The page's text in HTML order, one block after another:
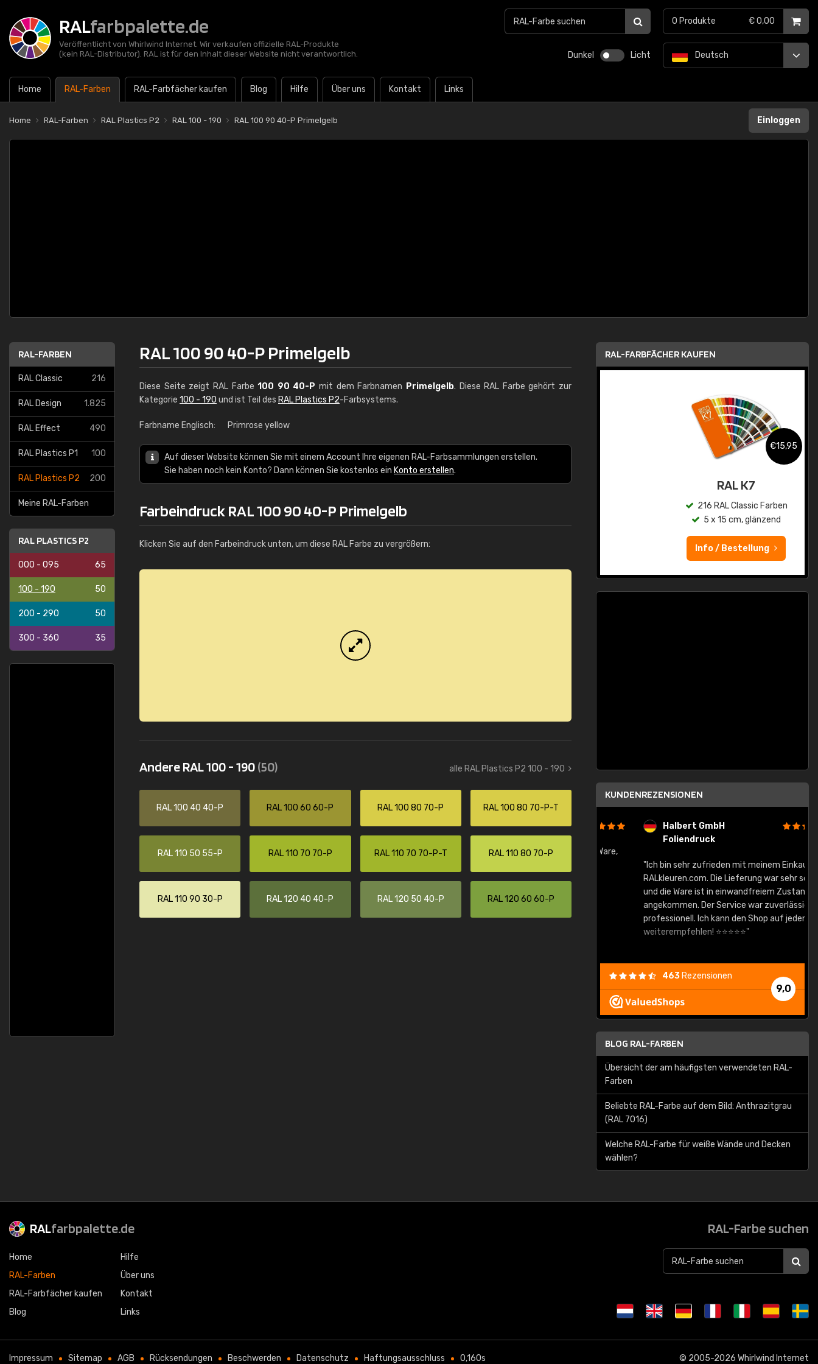
RALfarbpalette.de
Veröffentlicht von Whirlwind Internet. Wir verkaufen offizielle RAL-Produkte
(kein RAL-Distributor). RAL ist für den Inhalt dieser Website nicht verantwortlich.
Dunkel Licht
Home RAL-Farben RAL-Farbfächer kaufen Blog Hilfe Über uns Kontakt Links
Deutsch
0 Produkte € 0,00
Home RAL-Farben RAL Plastics P2 RAL 100 - 190 RAL 100 90 40-P Primelgelb Einloggen
RAL-FARBEN
RAL Classic 216
RAL Design 1.825
RAL Effect 490
RAL Plastics P1 100
RAL Plastics P2 200
Meine RAL-Farben
RAL PLASTICS P2
000 - 095 65
100 - 190 50
200 - 290 50
300 - 360 35
RAL 100 90 40-P Primelgelb
Diese Seite zeigt RAL Farbe100 90 40-P mit dem Farbnamen Primelgelb. Diese RAL Farbe gehört zur
Kategorie 100 - 190 und ist Teil des RAL Plastics P2-Farbsystems.
Farbname Englisch: Primrose yellow
Auf dieser Website können Sie mit einem Account Ihre eigenen RAL-Farbsammlungen erstellen.
Sie haben noch kein Konto? Dann können Sie kostenlos ein Konto erstellen.
Farbeindruck RAL 100 90 40-P Primelgelb
Klicken Sie auf den Farbeindruck unten, um diese RAL Farbe zu vergrößern:
Andere RAL 100 - 190(50) alle RAL Plastics P2 100 - 190
RAL 100 40 40-P RAL 100 60 60-P RAL 100 80 70-P RAL 100 80 70-P-T
RAL 110 50 55-P RAL 110 70 70-P RAL 110 70 70-P-T RAL 110 80 70-P
RAL 110 90 30-P RAL 120 40 40-P RAL 120 50 40-P RAL 120 60 60-P
RAL-FARBFÄCHER KAUFEN
€15,95
RAL K7 auf Wasserbasis
€15,95
RAL K7
216 RAL Classic Farben
5 x 15 cm, glänzend
Info / Bestellung
KUNDENREZENSIONEN
Christiane Schmidt
"Alles so, wie man es sich wünscht, gute Ware,
Halbert GmbH
Foliendruck
"Ich bin sehr zufrieden mit meinem Einkauf bei
RALkleuren.com. Die Lieferung war sehr schnell
und die Ware ist in einwandfreiem Zustand
angekommen. Der Service war zuverlässig und
professionell. Ich kann den Shop auf jeden Fall
weiterempfehlen! ⭐⭐⭐⭐⭐"
9,0
463 Rezensionen
BLOG RAL-FARBEN
Übersicht der am häufigsten verwendeten RAL-
Farben
Beliebte RAL-Farbe auf dem Bild: Anthrazitgrau
(RAL 7016)
Welche RAL-Farbe für weiße Wände und Decken
wählen?
RALfarbpalette.de
Home
RAL-Farben
RAL-Farbfächer kaufen
Blog
Hilfe
Über uns
Kontakt
Links
RAL-Farbe suchen
Impressum Sitemap AGB Rücksendungen Beschwerden Datenschutz Haftungsausschluss 0,160s © 2005-2026 Whirlwind Internet